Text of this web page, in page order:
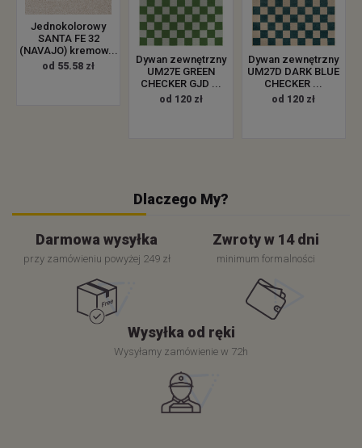
Jednokolorowy
SANTA FE 32
(NAVAJO) kremow...
od 55.58 zł
Dywan zewnętrzny
UM27E GREEN
CHECKER GJD ...
od 120 zł
Dywan zewnętrzny
UM27D DARK BLUE
CHECKER ...
od 120 zł
Dlaczego My?
Darmowa wysyłka
przy zamówieniu powyżej 249 zł
Zwroty w 14 dni
minimum formalności
Wysyłka od ręki
Wysyłamy zamówienie w 72h